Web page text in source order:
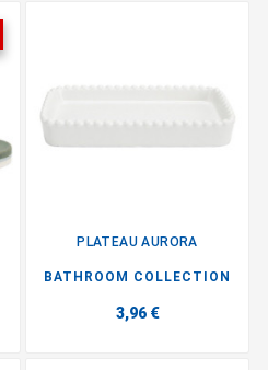
PLATEAU AURORA
BATHROOM COLLECTION
3,96 €